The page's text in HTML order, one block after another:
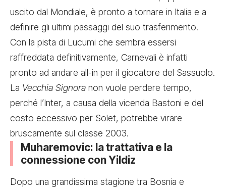
uscito dal Mondiale, è pronto a tornare in Italia e a
definire gli ultimi passaggi del suo trasferimento.
Con la pista di Lucumi che sembra essersi
raffreddata definitivamente, Carnevali è infatti
pronto ad andare all-in per il giocatore del Sassuolo.
La Vecchia Signora non vuole perdere tempo,
perché l’Inter, a causa della vicenda Bastoni e del
costo eccessivo per Solet, potrebbe virare
bruscamente sul classe 2003.
Muharemovic: la trattativa e la
connessione con Yildiz
Dopo una grandissima stagione tra Bosnia e